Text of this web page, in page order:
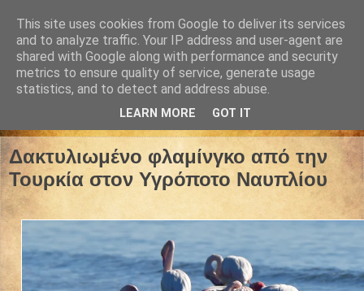
25 Νοεμβρίου 2024
Δακτυλιωμένο φλαμίνγκο από την
Τουρκία στον Υγρόποτο Ναυπλίου
This site uses cookies from Google to deliver its services
and to analyze traffic. Your IP address and user-agent are
shared with Google along with performance and security
metrics to ensure quality of service, generate usage
statistics, and to detect and address abuse.
LEARN MORE GOT IT